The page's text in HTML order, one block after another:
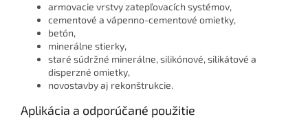
armovacie vrstvy zatepľovacích systémov,
cementové a vápenno-cementové omietky,
betón,
minerálne stierky,
staré súdržné minerálne, silikónové, silikátové a
disperzné omietky,
novostavby aj rekonštrukcie.
Aplikácia a odporúčané použitie